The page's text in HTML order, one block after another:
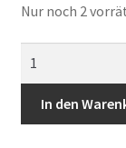
Nur noch 2
Menge
In den